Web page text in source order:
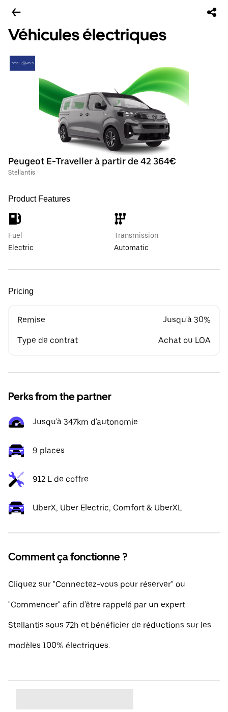
Véhicules électriques
Peugeot E-Traveller à partir de 42 364€
Stellantis
Product Features
Fuel
Electric
Transmission
Automatic
Pricing
Remise Jusqu'à 30%
Type de contrat Achat ou LOA
Perks from the partner
Jusqu'à 347km d'autonomie
9 places
912 L de coffre
UberX, Uber Electric, Comfort & UberXL
Comment ça fonctionne ?
Cliquez sur "Connectez-vous pour réserver" ou
"Commencer" afin d'être rappelé par un expert
Stellantis sous 72h et bénéficier de réductions sur les
modèles 100% électriques.